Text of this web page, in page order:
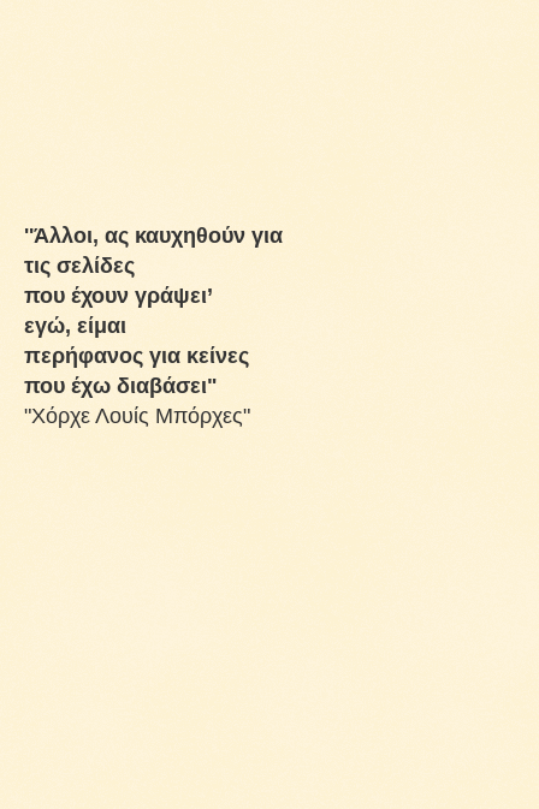
''Άλλοι, ας καυχηθούν για
τις σελίδες
που έχουν γράψει’
εγώ, είμαι
περήφανος για κείνες
που έχω διαβάσει"
"Χόρχε Λουίς Μπόρχες"